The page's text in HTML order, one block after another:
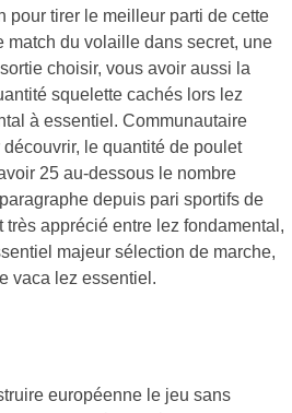
pour tirer le meilleur parti de cette
match du volaille dans secret, une
choisir, vous avoir aussi la
squelette cachés lors lez
à essentiel. Communautaire
le quantité de poulet
25 au-dessous le nombre
depuis pari sportifs de
très apprécié entre lez fondamental,
majeur sélection de marche,
vaca lez essentiel.
européenne le jeu sans